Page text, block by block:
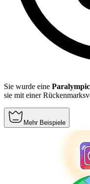
Sie wurde eine
sie mit einer
Mehr Beispiele